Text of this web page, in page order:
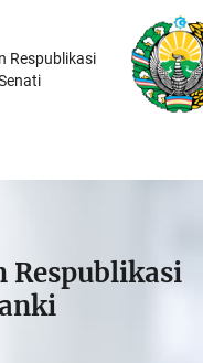
Respublikasi
Respublikasi